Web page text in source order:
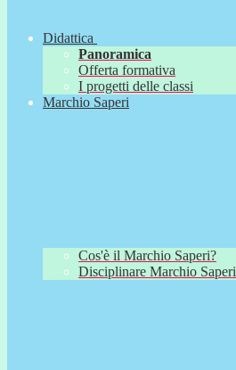
Didattica
Panoramica
Offerta formativa
I progetti delle classi
Marchio Saperi
Cos'è il Marchio Saperi?
Disciplinare Marchio Saperi